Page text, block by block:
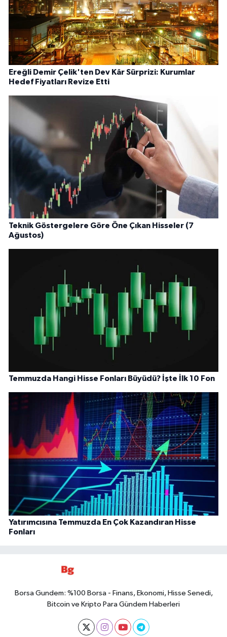
Ereğli Demir Çelik'ten Dev Kâr Sürprizi: Kurumlar
Hedef Fiyatları Revize Etti
Teknik Göstergelere Göre Öne Çıkan Hisseler (7
Ağustos)
Temmuzda Hangi Hisse Fonları Büyüdü? İşte İlk 10 Fon
Yatırımcısına Temmuzda En Çok Kazandıran Hisse
Fonları
Borsa Gundem: %100 Borsa - Finans, Ekonomi, Hisse Senedi,
Bitcoin ve Kripto Para Gündem Haberleri